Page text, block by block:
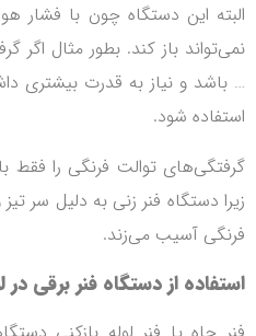
البته این دستگاه چون با فشار
نمی‌تواند باز کند. بطور مثال اگر
… باشد و نیاز به قدرت بیشتری
استفاده شود.
گرفتگی‌های توالت فرنگی را فقط
زیرا دستگاه فنر زنی به دلیل سر
فرنگی آسیب می‌زند.
استفاده از دستگاه فنر برقی در